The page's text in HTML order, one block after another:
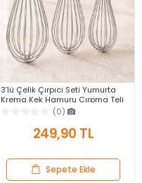
3’lü Çelik Çırpıcı Seti Yumurta
Krema Kek Hamuru Çırpma Teli
Pratik Sos Karıştırıcı Mutfak Teli
(0)
249,90 TL
Sepete Ekle